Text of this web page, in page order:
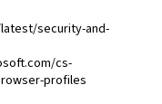
security-and-
cs-
profiles